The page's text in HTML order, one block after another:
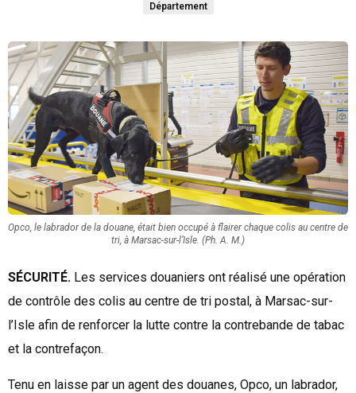
Département
Opco, le labrador de la douane, était bien occupé à flairer chaque colis au centre de
tri, à Marsac-sur-l’Isle. (Ph. A. M.)
SÉCURITÉ. Les services douaniers ont réalisé une opération
de contrôle des colis au centre de tri postal, à Marsac-sur-
l’Isle afin de renforcer la lutte contre la contrebande de tabac
et la contrefaçon.
Tenu en laisse par un agent des douanes, Opco, un labrador,